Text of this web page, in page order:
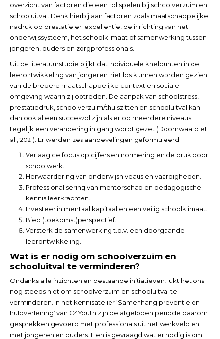
overzicht van factoren die een rol spelen bij schoolverzuim en
schooluitval. Denk hierbij aan factoren zoals maatschappelijke
nadruk op prestatie en excellentie, de inrichting van het
onderwijssysteem, het schoolklimaat of samenwerking tussen
jongeren, ouders en zorgprofessionals.
Uit de literatuurstudie blijkt dat individuele knelpunten in de
leerontwikkeling van jongeren niet los kunnen worden gezien
van de bredere maatschappelijke context en sociale
omgeving waarin zij optreden. De aanpak van schoolstress,
prestatiedruk, schoolverzuim/thuiszitten en schooluitval kan
dan ook alleen succesvol zijn als er op meerdere niveaus
tegelijk een verandering in gang wordt gezet (Doornwaard et
al., 2021). Er werden zes aanbevelingen geformuleerd:
Verlaag de focus op cijfers en normering en de druk door
schoolwerk.
Herwaardering van onderwijsniveaus en vaardigheden.
Professionalisering van mentorschap en pedagogische
kennis leerkrachten.
Investeer in mentaal kapitaal en een veilig schoolklimaat.
Bied (toekomst)perspectief.
Versterk de samenwerking t.b.v. een doorgaande
leerontwikkeling.
Wat is er nodig om schoolverzuim en
schooluitval te verminderen?
Ondanks alle inzichten en bestaande initiatieven, lukt het ons
nog steeds niet om schoolverzuim en schooluitval te
verminderen. In het kennisatelier ‘Samenhang preventie en
hulpverlening’ van C4Youth zijn de afgelopen periode daarom
gesprekken gevoerd met professionals uit het werkveld en
met jongeren en ouders. Hen is gevraagd wat er nodig is om